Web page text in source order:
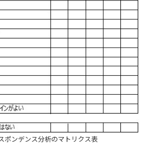
ンデンス分析のマトリクス表